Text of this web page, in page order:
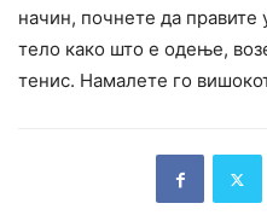
начин, почнете да
тело како што е одење,
тенис. Намалете го